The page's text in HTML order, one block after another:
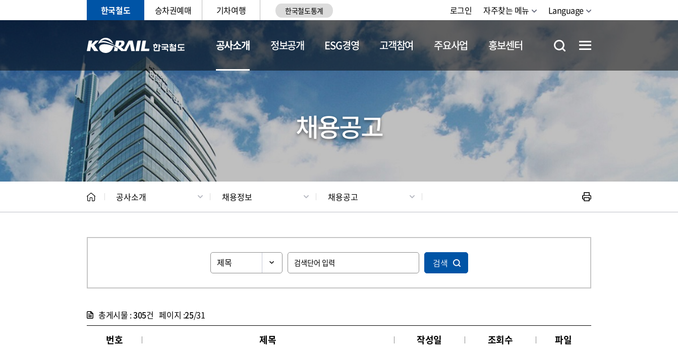
한국철도 승차권예매 기차여행 한국철도통계 로그인 자주찾는 메뉴 Language
공사소개
CEO 일반현황 채용정보
정보공개 ESG경영 고객참여 주요사업 홍보센터
채용공고
공사소개 채용정보 채용공고
검색
총게시물 :305건 페이지 :25/31
번호 제목 작성일 조회수 파일